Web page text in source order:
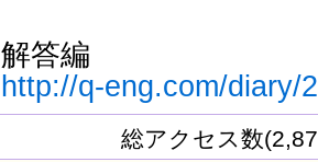
解答編
http://q-eng.com/diary/
総アクセス数